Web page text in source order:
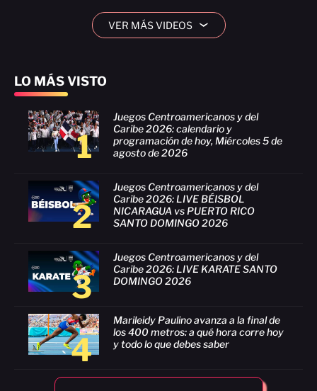
LO MÁS VISTO
1
Juegos Centroamericanos y del
Caribe 2026: calendario y
programación de hoy, Miércoles 5 de
agosto de 2026
2
Juegos Centroamericanos y del
Caribe 2026: LIVE BÉISBOL
NICARAGUA vs PUERTO RICO
SANTO DOMINGO 2026
3
Juegos Centroamericanos y del
Caribe 2026: LIVE KARATE SANTO
DOMINGO 2026
4
Marileidy Paulino avanza a la final de
los 400 metros: a qué hora corre hoy
y todo lo que debes saber
VER MÁS VIDEOS ›